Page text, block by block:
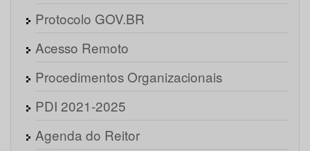
Protocolo GOV.BR
Acesso Remoto
Procedimentos Organizacionais
PDI 2021-2025
Agenda do Reitor